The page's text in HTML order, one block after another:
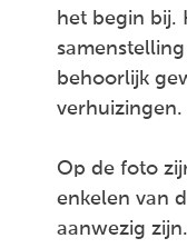
het begin bij.
behoorlijk
verhuizingen.
Op de foto
enkelen van
aanwezig